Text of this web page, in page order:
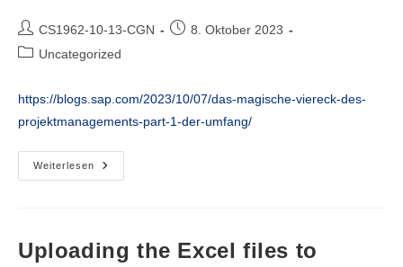
Beitrags-
Autor:
CS1962-10-13-CGN
Beitrag8. Oktober 2023
Beitrags-
Uncategorized
https://blogs.sap.com/2023/10/07/das-magische-viereck-des-
projektmanagements-part-1-der-umfang/
Weiterlesen
Das
Magische
1
Uploading the Excel files to